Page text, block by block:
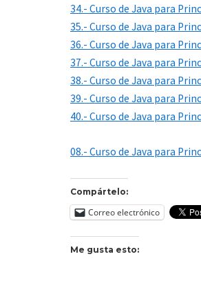
34.- Curso de Java para
35.- Curso de Java para
36.- Curso de Java para
37.- Curso de Java para
38.- Curso de Java para
39.- Curso de Java para
40.- Curso de Java para
08.- Curso de Java para
Compártelo:
Correo electrónico
Me gusta esto: